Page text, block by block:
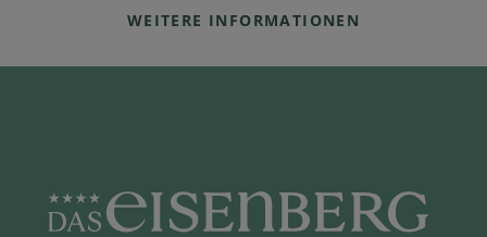
WEITERE INFORMATIONEN